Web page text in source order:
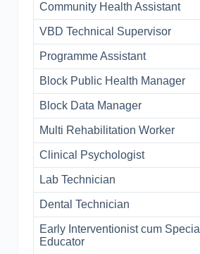
Community Health Assistant
VBD Technical Supervisor
Programme Assistant
Block Public Health Manager
Block Data Manager
Multi Rehabilitation Worker
Clinical Psychologist
Lab Technician
Dental Technician
Early Interventionist cum Special
Educator